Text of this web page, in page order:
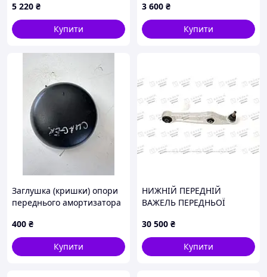
66321G5000
5 220 ₴
Купити
Opel Movano 3 Nissan
NV400 2010-> 745900003R
3 600 ₴
Купити
Заглушка (кришки) опори
переднього амортизатора
400 ₴
Купити
НИЖНІЙ ПЕРЕДНІЙ
ВАЖЕЛЬ ПЕРЕДНЬОЇ
30 500 ₴
Купити